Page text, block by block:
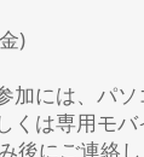
)
加には、パ
くは専用モ
後にご連絡